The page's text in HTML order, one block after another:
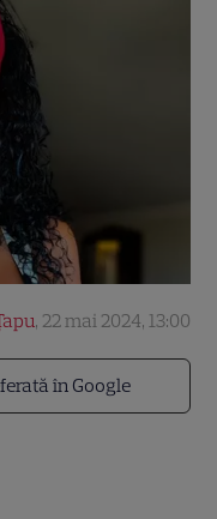
în Google
, 22 mai 2024, 13:00